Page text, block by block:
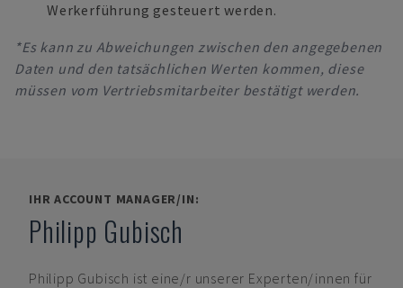
Werkerführung gesteuert werden.
*Es kann zu Abweichungen zwischen den angegebenen
Daten und den tatsächlichen Werten kommen, diese
müssen vom Vertriebsmitarbeiter bestätigt werden.
IHR ACCOUNT MANAGER/IN:
Philipp Gubisch
Philipp Gubisch ist eine/r unserer Experten/innen für